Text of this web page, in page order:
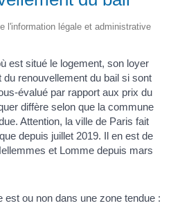
l'information légale et administrative
est situé le logement, son loyer
renouvellement du bail si sont
évalué par rapport aux prix du
diffère selon que la commune
Attention, la ville de Paris fait
depuis juillet 2019. Il en est de
et Lomme depuis mars
ou non dans une zone tendue :